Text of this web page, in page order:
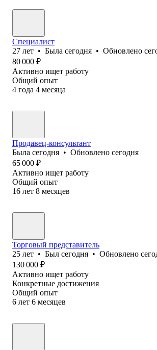
Специалист
27 лет • Была сегодня • Обновлено
80 000 ₽
Активно ищет работу
Общий опыт
4 года 4 месяца
Продавец-консультант
Была сегодня • Обновлено сегодня
65 000 ₽
Активно ищет работу
Общий опыт
16 лет 8 месяцев
Торговый представитель
25 лет • Был сегодня • Обновлено
130 000 ₽
Активно ищет работу
Конкретные достижения
Общий опыт
6 лет 6 месяцев